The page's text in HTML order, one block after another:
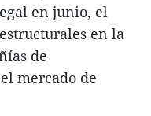
en junio, el
en la
de
mercado de